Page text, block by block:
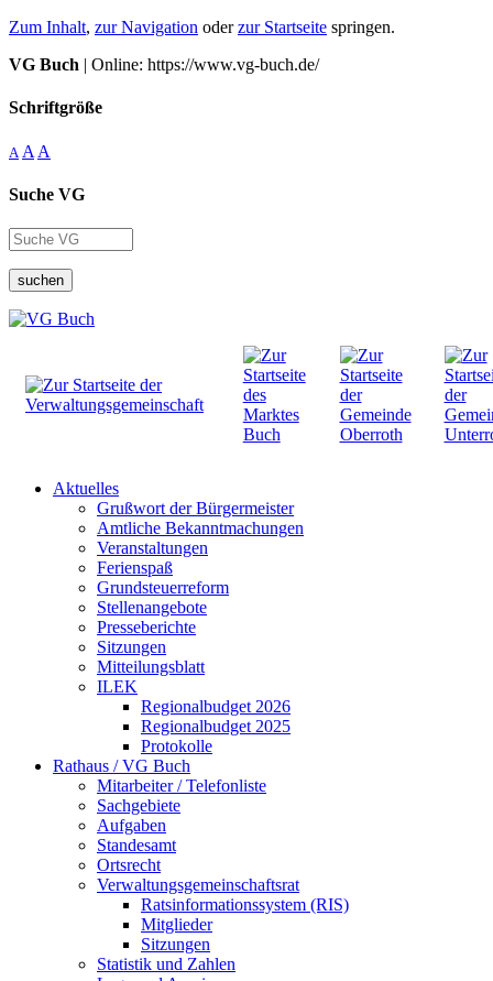
Zum Inhalt, zur Navigation oderzur Startseite springen.
VG Buch | Online: https://www.vg-buch.de/
Schriftgröße
A A A
Suche VG
suchen
Aktuelles
Grußwort der Bürgermeister
Amtliche Bekanntmachungen
Veranstaltungen
Ferienspaß
Grundsteuerreform
Stellenangebote
Presseberichte
Sitzungen
Mitteilungsblatt
ILEK
Regionalbudget 2026
Regionalbudget 2025
Protokolle
Rathaus / VG Buch
Mitarbeiter / Telefonliste
Sachgebiete
Aufgaben
Standesamt
Ortsrecht
Verwaltungsgemeinschaftsrat
Ratsinformationssystem (RIS)
Mitglieder
Sitzungen
Statistik und Zahlen